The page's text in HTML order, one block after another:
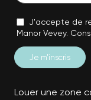
J'accepte de
Manor Vevey.
Louer une zone